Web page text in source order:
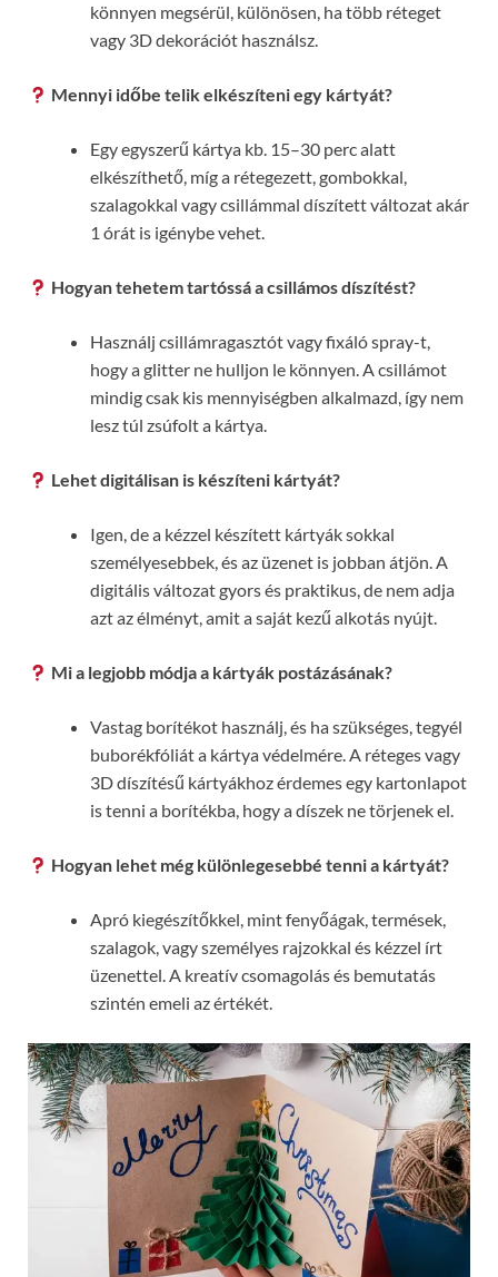
könnyen megsérül, különösen, ha több réteget
vagy 3D dekorációt használsz.
Mennyi időbe telik elkészíteni egy kártyát?
Egy egyszerű kártya kb. 15–30 perc alatt
elkészíthető, míg a rétegezett, gombokkal,
szalagokkal vagy csillámmal díszített változat akár
1 órát is igénybe vehet.
Hogyan tehetem tartóssá a csillámos díszítést?
Használj csillámragasztót vagy fixáló spray-t,
hogy a glitter ne hulljon le könnyen. A csillámot
mindig csak kis mennyiségben alkalmazd, így nem
lesz túl zsúfolt a kártya.
Lehet digitálisan is készíteni kártyát?
Igen, de a kézzel készített kártyák sokkal
személyesebbek, és az üzenet is jobban átjön. A
digitális változat gyors és praktikus, de nem adja
azt az élményt, amit a saját kezű alkotás nyújt.
Mi a legjobb módja a kártyák postázásának?
Vastag borítékot használj, és ha szükséges, tegyél
buborékfóliát a kártya védelmére. A réteges vagy
3D díszítésű kártyákhoz érdemes egy kartonlapot
is tenni a borítékba, hogy a díszek ne törjenek el.
Hogyan lehet még különlegesebbé tenni a kártyát?
Apró kiegészítőkkel, mint fenyőágak, termések,
szalagok, vagy személyes rajzokkal és kézzel írt
üzenettel. A kreatív csomagolás és bemutatás
szintén emeli az értékét.